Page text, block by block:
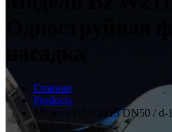
Главная
Products
Модель BZW2115 DN50 /
насадка